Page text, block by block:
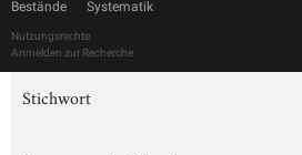
Bestände Systematik
Nutzungsrechte
Anmelden zur Recherche
Stichwort